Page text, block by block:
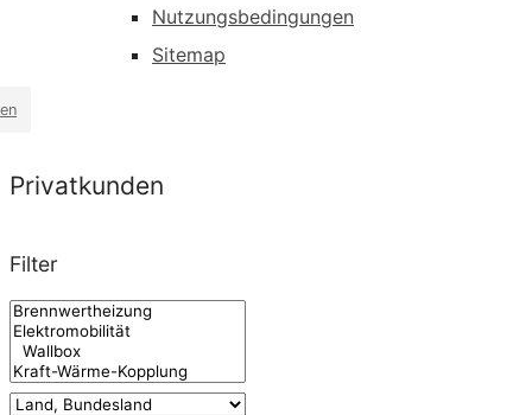
Nutzungsbedingungen
Sitemap
Privatkunden
Filter